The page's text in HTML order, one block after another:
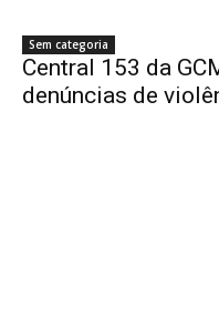
Sem categoria
Central 153 da
denúncias de